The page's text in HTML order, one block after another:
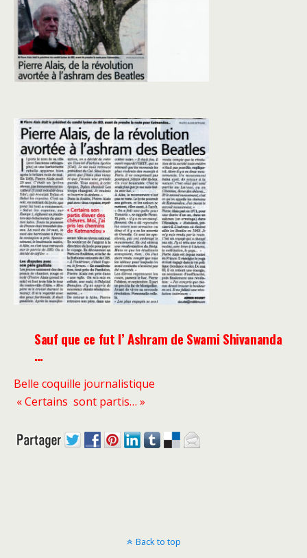
Sauf que ce fut l’ Ashram de Swami Shivananda
…
Belle coquille journalistique
« Certains sont partis… »
Back to top